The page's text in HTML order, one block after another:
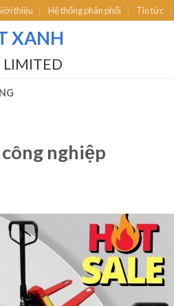
thiệu Hệ thống phân phối Tin tức
XANH
LIMITED
nghiệp